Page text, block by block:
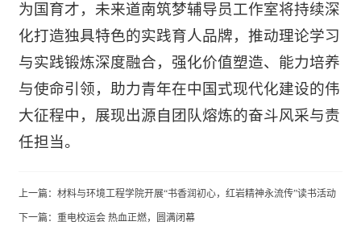
为国育才，未来道南筑梦辅导员工作室将持续深
化打造独具特色的实践育人品牌，推动理论学习
与实践锻炼深度融合，强化价值塑造、能力培养
与使命引领，助力青年在中国式现代化建设的伟
大征程中，展现出源自团队熔炼的奋斗风采与责
任担当。
上一篇： 材料与环境工程学院开展“书香润初心，红岩精神永流传”读书活动
下一篇： 重电校运会 热血正燃，圆满闭幕